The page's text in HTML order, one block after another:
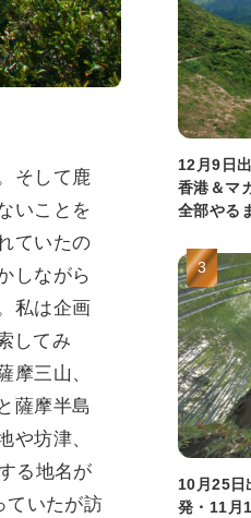
そして鹿
いことを
ていたの
しながら
私は企画
してみ
摩三山、
薩摩半島
や坊津、
る地名が
ていたが訪
12月9日
香港＆マ
全部やる
10月25日
発・11月